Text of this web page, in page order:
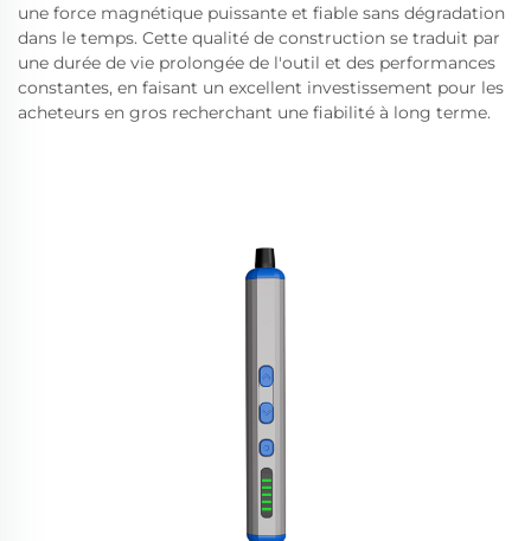
une force magnétique puissante et fiable sans dégradation
dans le temps. Cette qualité de construction se traduit par
une durée de vie prolongée de l'outil et des performances
constantes, en faisant un excellent investissement pour les
acheteurs en gros recherchant une fiabilité à long terme.